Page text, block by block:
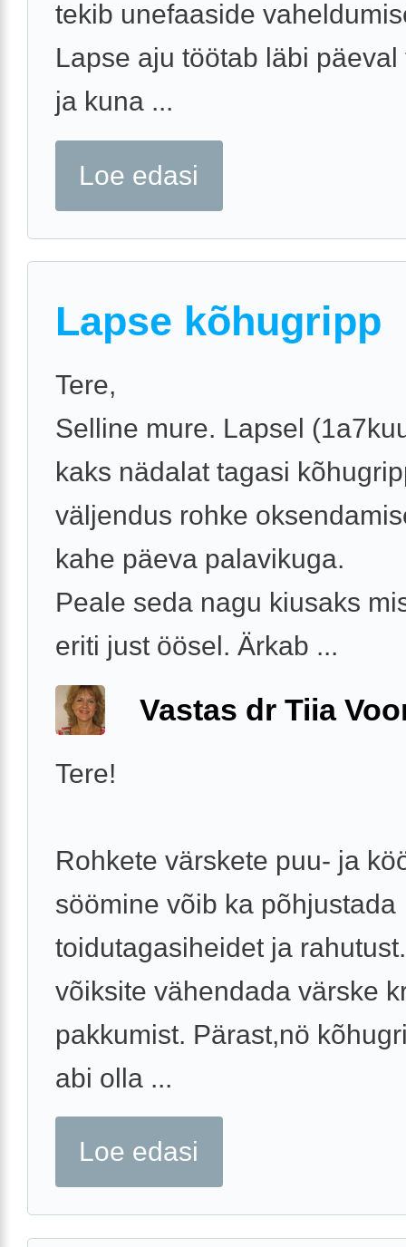
tekib unefaaside
Lapse aju töötab läbi päeval
ja kuna ...
Loe edasi
Lapse kõhugripp
Tere,
Selline mure. Lapsel
kaks nädalat tagasi
väljendus rohke
kahe päeva palavikuga.
Peale seda nagu kiusaks
eriti just öösel. Ärkab ...
Vastas dr Tiia
Tere!
Rohkete värskete puu- ja
söömine võib ka põhjustada
toidutagasiheidet ja
võiksite vähendada värske
pakkumist. Pärast,nö
abi olla ...
Loe edasi